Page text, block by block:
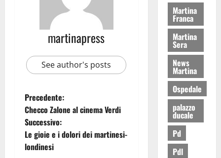
martinapress
See author's posts
Precedente:
Checco Zalone al cinema Verdi
Successivo:
Le gioie e i dolori dei martinesi-
londinesi
Martina
Franca
Martina
Sera
News
Martina
Ospedale
palazzo
ducale
Pd
Pdl